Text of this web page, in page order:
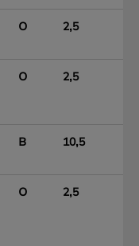
O 2,5
O 2,5
B 10,5
O 2,5